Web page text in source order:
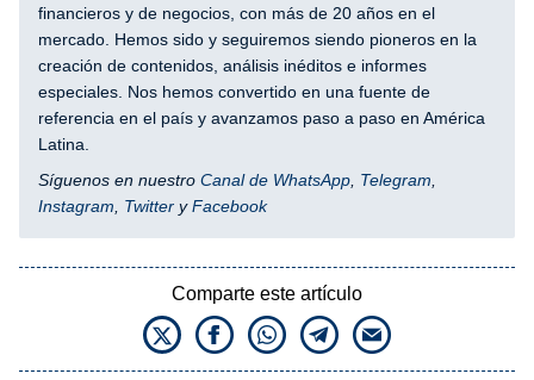
financieros y de negocios, con más de 20 años en el
mercado. Hemos sido y seguiremos siendo pioneros en la
creación de contenidos, análisis inéditos e informes
especiales. Nos hemos convertido en una fuente de
referencia en el país y avanzamos paso a paso en América
Latina.
Síguenos en nuestro Canal de WhatsApp, Telegram,
Instagram, Twitter yFacebook
Comparte este artículo